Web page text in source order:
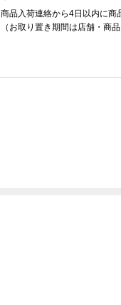
商品入荷連絡から4日以内に商
（お取り置き期間は店舗・商